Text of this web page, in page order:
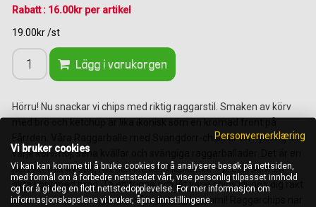
Rabatt : 16.00kr per artikel
19.00kr /st
Lägg i varukorgen
Hörru! Nu snackar vi chips med riktig raggarstil. Smaken av körv
Fårrden. Våra Raggarballe med Svängdörr-chips är en hyllning till
varje korvmoj, sena kvällar och svängiga raggarballader. Det är en
perfekt mix av salt, rök och lite ketchupkärlek – precis som en
äkta korv med bröd. Ta en tugga och låt varje chips slunga dig rakt
in i en värld av krom, motorvrål och bränt gummi! Raggarchips när
Personvernerklæring
Vi bruker cookies
Vi kan kan komme til å bruke cookies for å analysere besøk på nettsiden,
med formål om å forbedre nettstedet vårt, vise personlig tilpasset innhold
og for å gi deg en flott nettstedopplevelse. For mer informasjon om
informasjonskapslene vi bruker, åpne innstillingene.